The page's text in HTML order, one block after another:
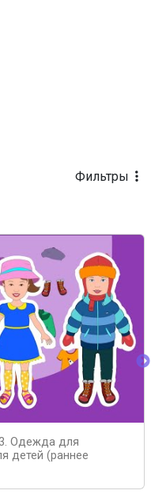
Фильтры
Одежда для
детей (раннее